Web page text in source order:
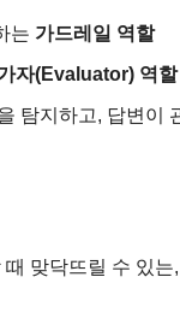
는 가드레일 역할
자(Evaluator) 역할
탐지하고, 답변이
맞닥뜨릴 수 있